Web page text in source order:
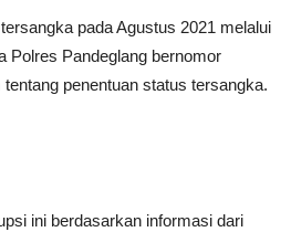
pada Agustus 2021 melalui
Polres Pandeglang bernomor
penentuan status tersangka.
ini berdasarkan informasi dari